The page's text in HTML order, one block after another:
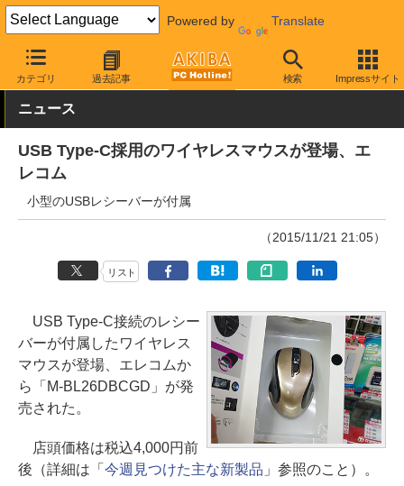
Powered by Translate
カテゴリ 過去記事 検索 Impressサイト
AKIBA PC Hotline! PC周辺機器 マウス ワイヤレスマウス
ニュース
USB Type-C採用のワイヤレスマウスが登場、エ
レコム
小型のUSBレシーバーが付属
（2015/11/21 21:05）
リスト
USB Type-C接続のレシー
バーが付属したワイヤレス
マウスが登場、エレコムか
ら「M-BL26DBCGD」が発
売された。
店頭価格は税込4,000円前
後（詳細は「 今週見つけた主な新製品 」参照のこと）。